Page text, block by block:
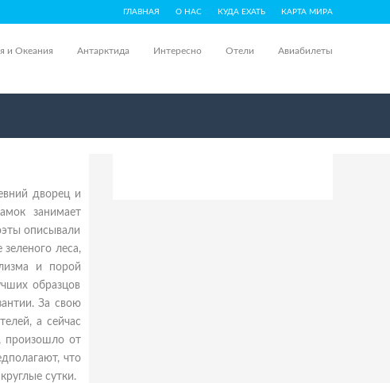
ГЛАВНАЯ О НАС КУДА ЕХАТЬ КАРТА МИРА
и Океания Антарктида Интересно Отели Авиабилеты
дворец и
занимает
описывали
леса,
и порой
образцов
За свою
а сейчас
произошло от
что
сутки.